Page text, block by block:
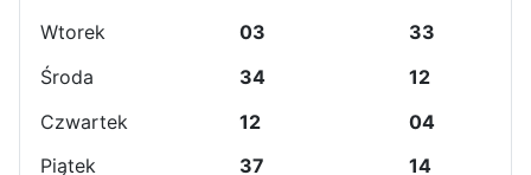
Wtorek 03
33
Środa
34
12
Czwartek
12
04
Piątek
37 14